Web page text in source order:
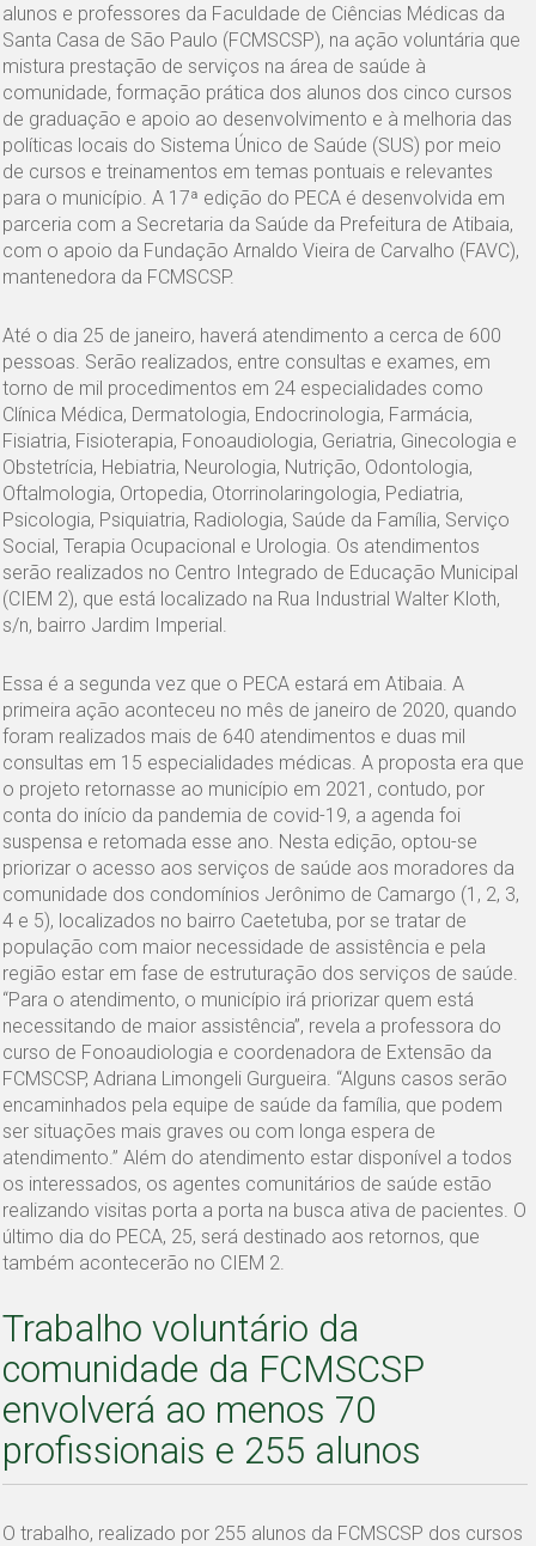
alunos e professores da Faculdade de Ciências Médicas da
Santa Casa de São Paulo (FCMSCSP), na ação voluntária que
mistura prestação de serviços na área de saúde à
comunidade, formação prática dos alunos dos cinco cursos
de graduação e apoio ao desenvolvimento e à melhoria das
políticas locais do Sistema Único de Saúde (SUS) por meio
de cursos e treinamentos em temas pontuais e relevantes
para o município. A 17ª edição do PECA é desenvolvida em
parceria com a Secretaria da Saúde da Prefeitura de Atibaia,
com o apoio da Fundação Arnaldo Vieira de Carvalho (FAVC),
mantenedora da FCMSCSP.
Até o dia 25 de janeiro, haverá atendimento a cerca de 600
pessoas. Serão realizados, entre consultas e exames, em
torno de mil procedimentos em 24 especialidades como
Clínica Médica, Dermatologia, Endocrinologia, Farmácia,
Fisiatria, Fisioterapia, Fonoaudiologia, Geriatria, Ginecologia e
Obstetrícia, Hebiatria, Neurologia, Nutrição, Odontologia,
Oftalmologia, Ortopedia, Otorrinolaringologia, Pediatria,
Psicologia, Psiquiatria, Radiologia, Saúde da Família, Serviço
Social, Terapia Ocupacional e Urologia. Os atendimentos
serão realizados no Centro Integrado de Educação Municipal
(CIEM 2), que está localizado na Rua Industrial Walter Kloth,
s/n, bairro Jardim Imperial.
Essa é a segunda vez que o PECA estará em Atibaia. A
primeira ação aconteceu no mês de janeiro de 2020, quando
foram realizados mais de 640 atendimentos e duas mil
consultas em 15 especialidades médicas. A proposta era que
o projeto retornasse ao município em 2021, contudo, por
conta do início da pandemia de covid-19, a agenda foi
suspensa e retomada esse ano. Nesta edição, optou-se
priorizar o acesso aos serviços de saúde aos moradores da
comunidade dos condomínios Jerônimo de Camargo (1, 2, 3,
4 e 5), localizados no bairro Caetetuba, por se tratar de
população com maior necessidade de assistência e pela
região estar em fase de estruturação dos serviços de saúde.
“Para o atendimento, o município irá priorizar quem está
necessitando de maior assistência”, revela a professora do
curso de Fonoaudiologia e coordenadora de Extensão da
FCMSCSP, Adriana Limongeli Gurgueira. “Alguns casos serão
encaminhados pela equipe de saúde da família, que podem
ser situações mais graves ou com longa espera de
atendimento.” Além do atendimento estar disponível a todos
os interessados, os agentes comunitários de saúde estão
realizando visitas porta a porta na busca ativa de pacientes. O
último dia do PECA, 25, será destinado aos retornos, que
também acontecerão no CIEM 2.
Trabalho voluntário da
comunidade da FCMSCSP
envolverá ao menos 70
profissionais e 255 alunos
O trabalho, realizado por 255 alunos da FCMSCSP dos cursos